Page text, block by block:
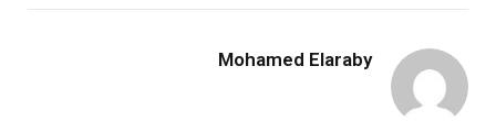
Mohamed Elaraby